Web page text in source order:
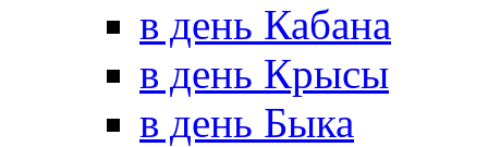
в день Кабана
в день Крысы
в день Быка